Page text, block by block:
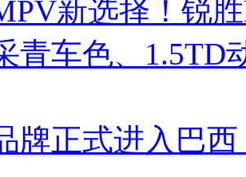
新选择！锐
青车色、1.5TD
牌正式进入巴